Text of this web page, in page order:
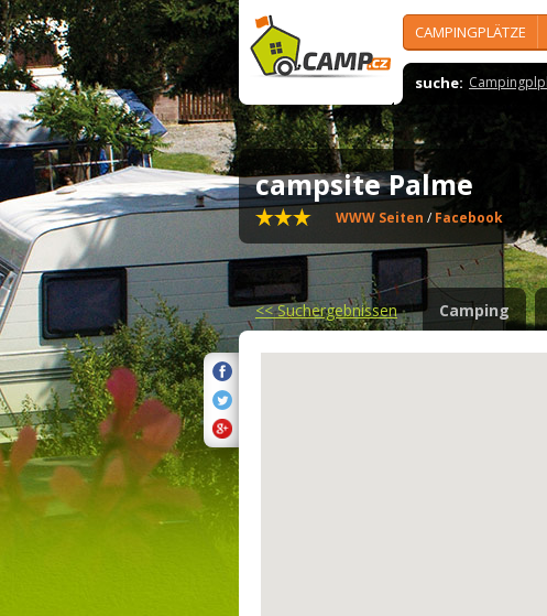
CAMPINGPLÄTZE
suche:
campsite Palme
WWW Seiten /Facebook
<<Suchergebnissen Camping